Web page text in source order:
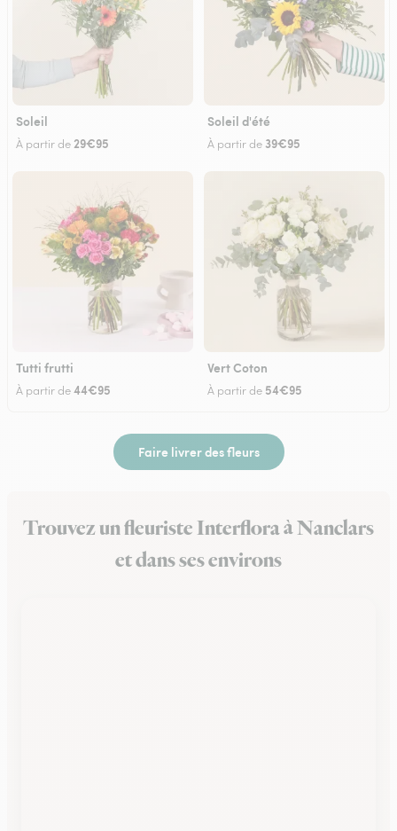
Soleil
À partir de29€95
Soleil d'été
À partir de 39€95
Tutti frutti
À partir de44€95
Vert Coton
À partir de 54€95
Faire livrer des fleurs
Trouvez un fleuriste Interflora à Nanclars
et dans ses environs